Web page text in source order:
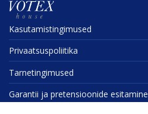
Kasuta­mis­tin­gi­mused
Privaat­sus­po­liitika
Tarne­tin­gi­mused
Garantii ja preten­sioonide esitamine